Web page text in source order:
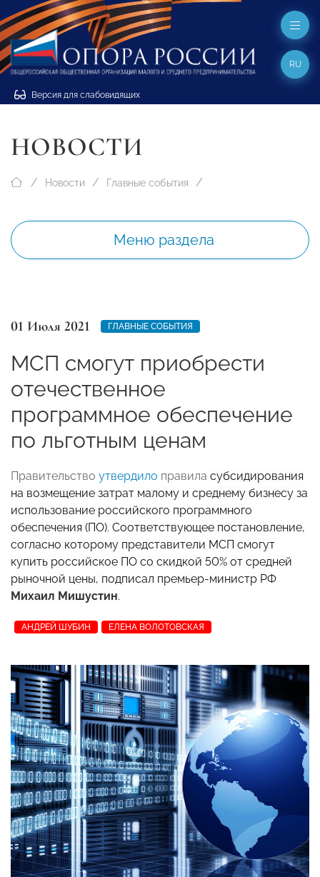
Версия для слабовидящих
RU
НОВОСТИ
Новости Главные события
Меню раздела
01 Июля 2021 ГЛАВНЫЕ СОБЫТИЯ
МСП смогут приобрести
отечественное
программное обеспечение
по льготным ценам
Правительство утвердило правила субсидирования
на возмещение затрат малому и среднему бизнесу за
использование российского программного
обеспечения (ПО). Соответствующее постановление,
согласно которому представители МСП смогут
купить российское ПО со скидкой 50% от средней
рыночной цены, подписал премьер-министр РФ
Михаил Мишустин.
АНДРЕЙ ШУБИН ЕЛЕНА ВОЛОТОВСКАЯ